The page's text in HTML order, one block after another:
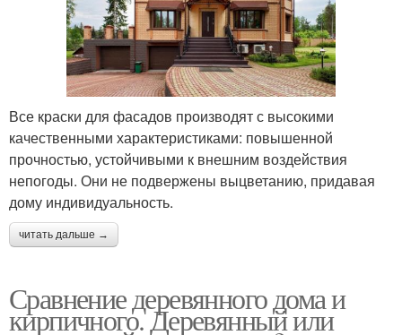
Все краски для фасадов производят с высокими
качественными характеристиками: повышенной
прочностью, устойчивыми к внешним воздействия
непогоды. Они не подвержены выцветанию, придавая
дому индивидуальность.
читать дальше →
Сравнение деревянного дома и
кирпичного. Деревянный или